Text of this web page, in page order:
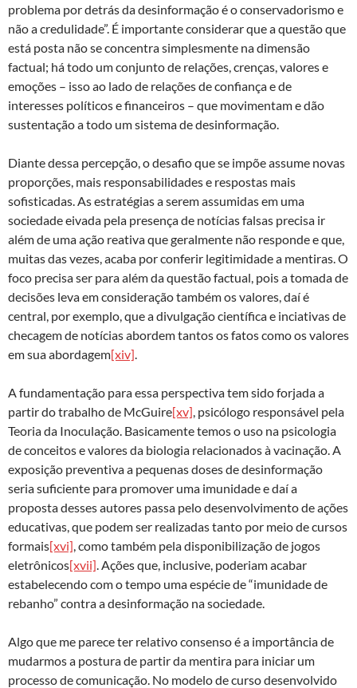
problema por detrás da desinformação é o conservadorismo e
não a credulidade”. É importante considerar que a questão que
está posta não se concentra simplesmente na dimensão
factual; há todo um conjunto de relações, crenças, valores e
emoções – isso ao lado de relações de confiança e de
interesses políticos e financeiros – que movimentam e dão
sustentação a todo um sistema de desinformação.
Diante dessa percepção, o desafio que se impõe assume novas
proporções, mais responsabilidades e respostas mais
sofisticadas. As estratégias a serem assumidas em uma
sociedade eivada pela presença de notícias falsas precisa ir
além de uma ação reativa que geralmente não responde e que,
muitas das vezes, acaba por conferir legitimidade a mentiras. O
foco precisa ser para além da questão factual, pois a tomada de
decisões leva em consideração também os valores, daí é
central, por exemplo, que a divulgação científica e inciativas de
checagem de notícias abordem tantos os fatos como os valores
em sua abordagem[xiv].
A fundamentação para essa perspectiva tem sido forjada a
partir do trabalho de McGuire[xv], psicólogo responsável pela
Teoria da Inoculação. Basicamente temos o uso na psicologia
de conceitos e valores da biologia relacionados à vacinação. A
exposição preventiva a pequenas doses de desinformação
seria suficiente para promover uma imunidade e daí a
proposta desses autores passa pelo desenvolvimento de ações
educativas, que podem ser realizadas tanto por meio de cursos
formais[xvi], como também pela disponibilização de jogos
eletrônicos[xvii]. Ações que, inclusive, poderiam acabar
estabelecendo com o tempo uma espécie de “imunidade de
rebanho” contra a desinformação na sociedade.
Algo que me parece ter relativo consenso é a importância de
mudarmos a postura de partir da mentira para iniciar um
processo de comunicação. No modelo de curso desenvolvido